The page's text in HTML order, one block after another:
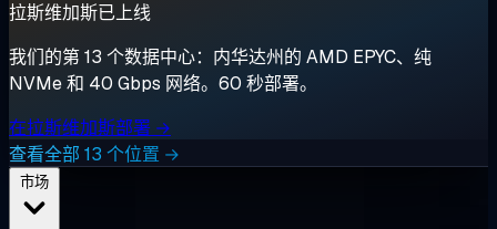
拉斯维加斯已上线
我们的第 13 个数据中心：内华达州的 AMD EPYC、纯
NVMe 和 40 Gbps 网络。60 秒部署。
在拉斯维加斯部署 →
查看全部 13 个位置 →